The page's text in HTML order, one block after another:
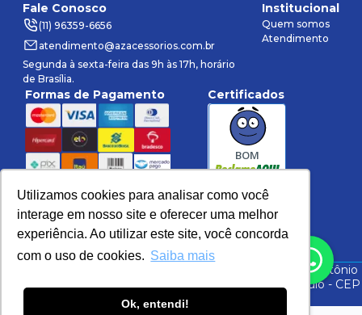
Utilizamos cookies para analisar como você
interage em nosso site e oferecer uma melhor
experiência. Ao utilizar este site, você concorda
com o uso de cookies. Saiba mais
Ok, entendi!
Fale Conosco
(11) 96359-6656
atendimento@azacessorios.com.br
Segunda à sexta-feira das 9h às 17h, horário
de Brasília.
Institucional
Quem somos
Atendimento
Formas de Pagamento Certificados
BOM
Rede Social
Política de PrivacidadePolítica de Compra
Todos direitos reservados. Av. Antônio
Frederico Ozanan, 11200 - Galpão B2 - Jundiaí - São Paulo - CEP
30190-052 CNPJ: 20.384.849/0001-13